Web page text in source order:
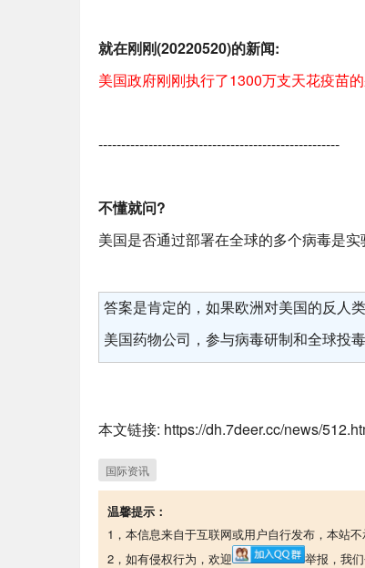
就在刚刚(20220520)的新闻:
美国政府刚刚执行了1300万支天花疫苗
-----------------------------------------------------
不懂就问?
美国是否通过部署在全球的多个病毒是
答案是肯定的，如果欧洲对美国的反人
美国药物公司，参与病毒研制和全球投
本文链接: https://dh.7deer.cc/news/
国际资讯
温馨提示：
1，本信息来自于互联网或用户自行发布，本站
2，如有侵权行为，欢迎
举报，我们